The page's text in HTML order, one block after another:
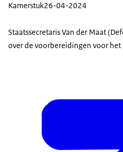
Kamerstuk26-04-2024
Staatssecretaris Van der Maat
over de voorbereidingen voor